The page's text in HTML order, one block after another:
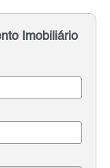
Imobiliário